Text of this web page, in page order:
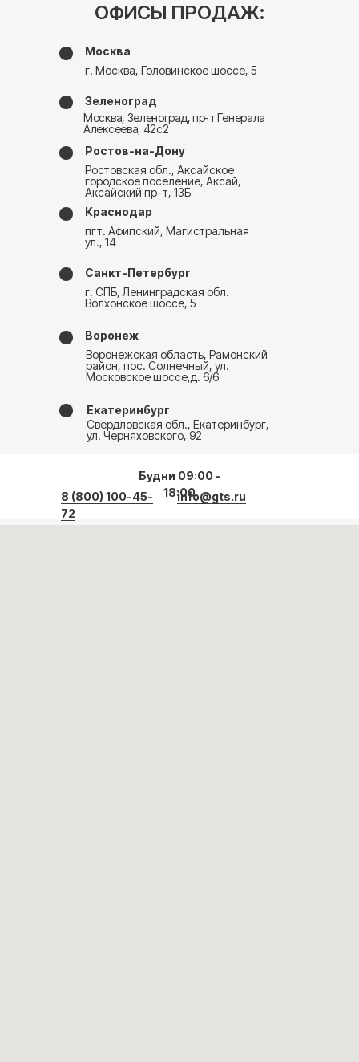
ОФИСЫ ПРОДАЖ:
Екатеринбург
Свердловская обл., Екатеринбург,
ул. Черняховского, 92
Воронеж
Воронежская область, Рамонский
район, пос. Солнечный, ул.
Московское шоссе,д. 6/6
Ростовская обл., Аксайское
городское поселение, Аксай,
Аксайский пр-т, 13Б
Ростов-на-Дону
Санкт-Петербург
г. СПБ, Ленинградская обл.
Волхонское шоссе, 5
пгт. Афипский, Магистральная
ул., 14
Краснодар
Зеленоград
Москва, Зеленоград, пр-т Генерала
Алексеева, 42с2
г. Москва, Головинское шоссе, 5
Москва
info@gts.ru
Будни 09:00 -
18:00
8 (800) 100-45-
72